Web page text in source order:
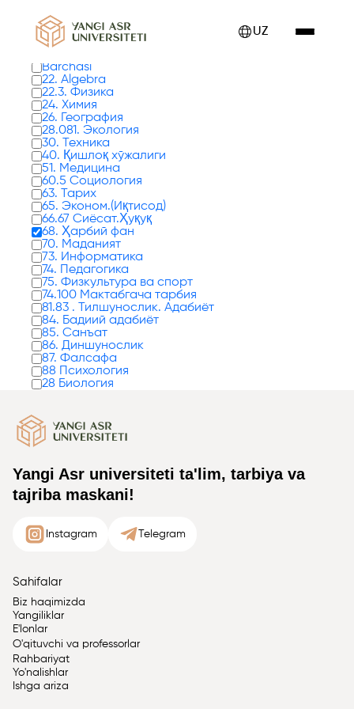
UZ
Barchasi
22. Algebra
22.3. Физика
24. Химия
26. География
28.081. Экология
30. Техника
40. Қишлоқ хўжалиги
51. Медицина
60.5 Социология
63. Тарих
65. Эконом.(Иқтисод)
66.67 Сиёсат.Ҳуқуқ
68. Ҳарбий фан
70. Маданият
73. Информатика
74. Педагогика
75. Физкультура ва спорт
74.100 Мактабгача тарбия
81.83 . Тилшунослик. Адабиёт
84. Бадиий адабиёт
85. Санъат
86. Диншунослик
87. Фалсафа
88 Психология
28 Биология
Yangi Asr universiteti ta'lim, tarbiya va
tajriba maskani!
Instagram Telegram
Sahifalar
Biz haqimizda
Yangiliklar
E'lonlar
O'qituvchi va professorlar
Rahbariyat
Yo'nalishlar
Ishga ariza